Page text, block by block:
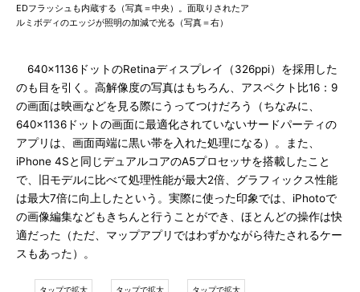
EDフラッシュも内蔵する（写真＝中央）。面取りされたア
ルミボディのエッジが照明の加減で光る（写真＝右）
640×1136ドットのRetinaディスプレイ（326ppi）を採用した
のも目を引く。高解像度の写真はもちろん、アスペクト比16：9
の画面は映画などを見る際にうってつけだろう（ちなみに、
640×1136ドットの画面に最適化されていないサードパーティの
アプリは、画面両端に黒い帯を入れた処理になる）。また、
iPhone 4Sと同じデュアルコアのA5プロセッサを搭載したこと
で、旧モデルに比べて処理性能が最大2倍、グラフィックス性能
は最大7倍に向上したという。実際に使った印象では、iPhotoで
の画像編集などもきちんと行うことができ、ほとんどの操作は快
適だった（ただ、マップアプリではわずかながら待たされるケー
スもあった）。